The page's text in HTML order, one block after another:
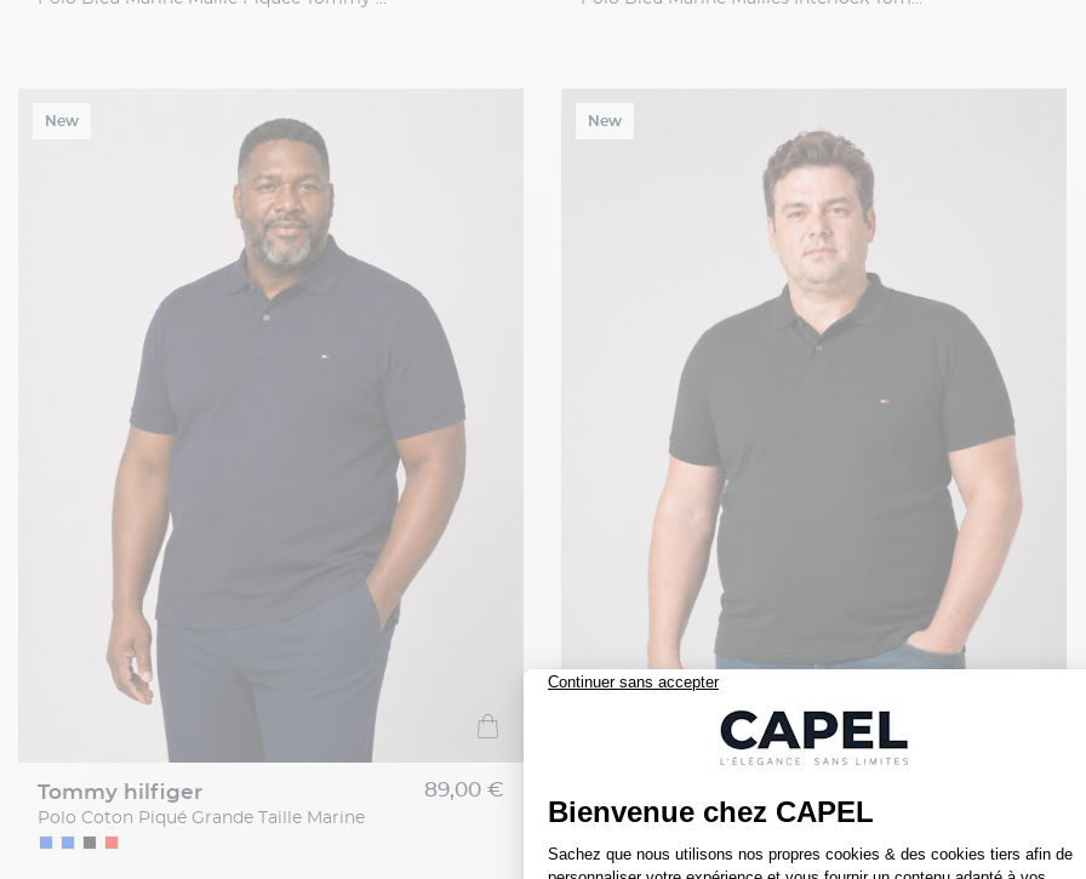
New
tommy hilfiger
Polo Coton Piqué Grande Taille Marine
89,00 €
New
Polo Coton Piqué Grande Taille Noir